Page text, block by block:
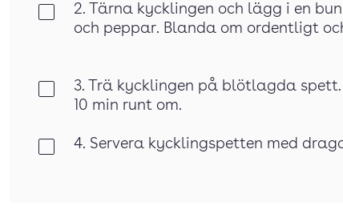
2. Tärna kycklingen och lägg i en
och peppar. Blanda om ordentligt
3. Trä kycklingen på blötlagda
10 min runt om.
4. Servera kycklingspetten med